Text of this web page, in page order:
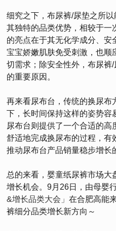
细究之下，布尿裤/尿垫之所
其独特的品类优势，相较于一
的亮点在于其无化学成分、安
宝宝娇嫩肌肤免受刺激，也顺
切需求；除安全性外，布尿裤
的重要原因。
再来看尿布台，传统的换尿布
下，长时间保持这样的姿势容
尿布台则提供了一个合适的高
舒适地完成换尿布的过程，有
推动尿布台产品销量稳步增长
总的来看，婴童纸尿裤市场大
增长机会。9月26日，由母婴
&增长品类大会」在合肥高能
裤细分品类增长新方向～